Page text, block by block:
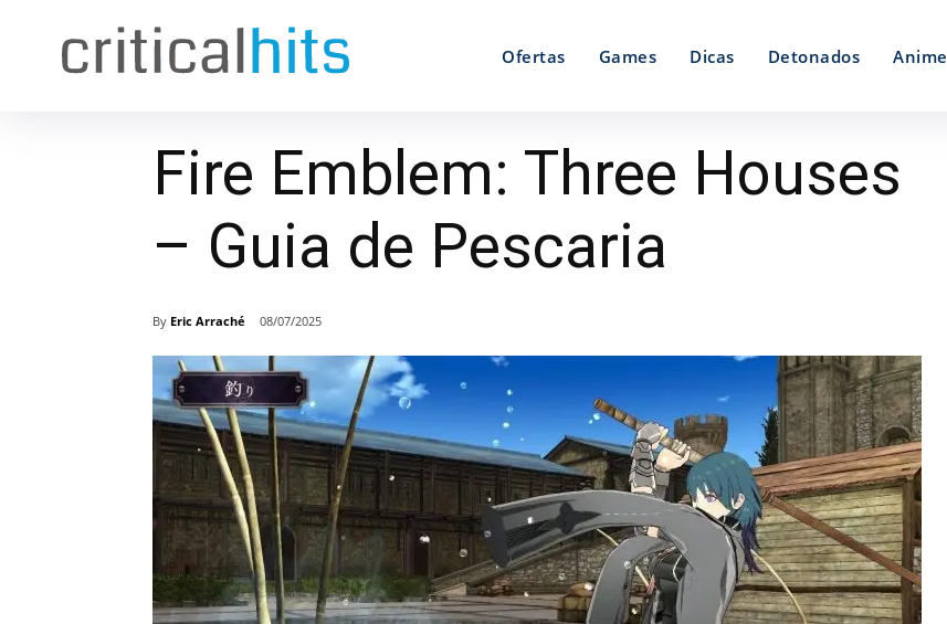
Ofertas Games Dicas Detonados Anime
Fire Emblem: Three Houses
– Guia de Pescaria
By Eric Arraché 08/07/2025